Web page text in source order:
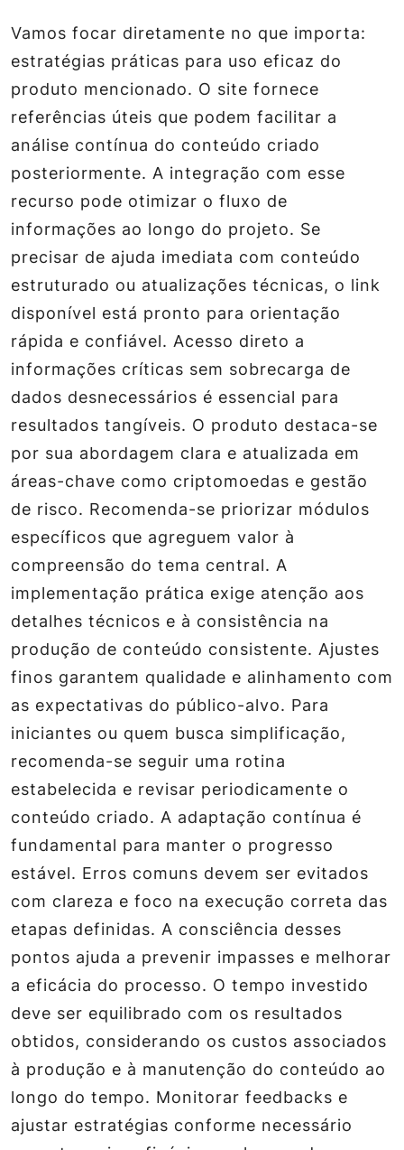
Vamos focar diretamente no que importa:
estratégias práticas para uso eficaz do
produto mencionado. O site fornece
referências úteis que podem facilitar a
análise contínua do conteúdo criado
posteriormente. A integração com esse
recurso pode otimizar o fluxo de
informações ao longo do projeto. Se
precisar de ajuda imediata com conteúdo
estruturado ou atualizações técnicas, o link
disponível está pronto para orientação
rápida e confiável. Acesso direto a
informações críticas sem sobrecarga de
dados desnecessários é essencial para
resultados tangíveis. O produto destaca-se
por sua abordagem clara e atualizada em
áreas-chave como criptomoedas e gestão
de risco. Recomenda-se priorizar módulos
específicos que agreguem valor à
compreensão do tema central. A
implementação prática exige atenção aos
detalhes técnicos e à consistência na
produção de conteúdo consistente. Ajustes
finos garantem qualidade e alinhamento com
as expectativas do público-alvo. Para
iniciantes ou quem busca simplificação,
recomenda-se seguir uma rotina
estabelecida e revisar periodicamente o
conteúdo criado. A adaptação contínua é
fundamental para manter o progresso
estável. Erros comuns devem ser evitados
com clareza e foco na execução correta das
etapas definidas. A consciência desses
pontos ajuda a prevenir impasses e melhorar
a eficácia do processo. O tempo investido
deve ser equilibrado com os resultados
obtidos, considerando os custos associados
à produção e à manutenção do conteúdo ao
longo do tempo. Monitorar feedbacks e
ajustar estratégias conforme necessário